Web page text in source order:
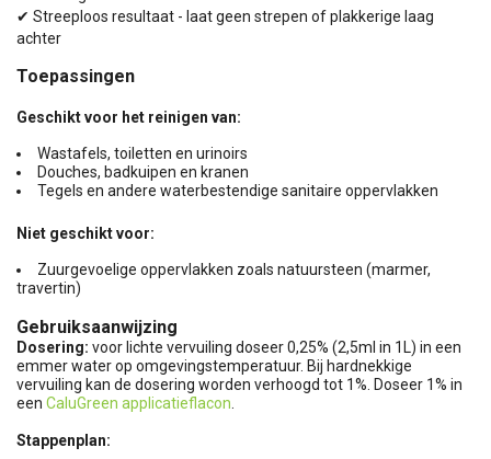
✔ Streeploos resultaat - laat geen strepen of plakkerige laag
achter
Toepassingen
Geschikt voor het reinigen van:
Wastafels, toiletten en urinoirs
Douches, badkuipen en kranen
Tegels en andere waterbestendige sanitaire oppervlakken
Niet geschikt voor:
Zuurgevoelige oppervlakken zoals natuursteen (marmer,
travertin)
Gebruiksaanwijzing
Dosering: voor lichte vervuiling doseer 0,25% (2,5ml in 1L) in een
emmer water op omgevingstemperatuur. Bij hardnekkige
vervuiling kan de dosering worden verhoogd tot 1%. Doseer 1% in
een CaluGreen applicatieflacon
Stappenplan: